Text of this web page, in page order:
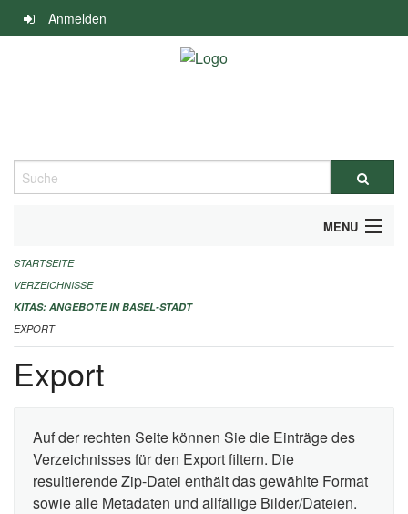
Navigation
überspringen
Anmelden
Suche
MENU
ALLGEMEINE INFORMATIONEN
IMPRESSUM
STARTSEITE
VERZEICHNISSE
KITAS: ANGEBOTE IN BASEL-STADT
EXPORT
Export
Auf der rechten Seite können Sie die Einträge des
Verzeichnisses für den Export filtern. Die
resultierende Zip-Datei enthält das gewählte Format
sowie alle Metadaten und allfällige Bilder/Dateien.